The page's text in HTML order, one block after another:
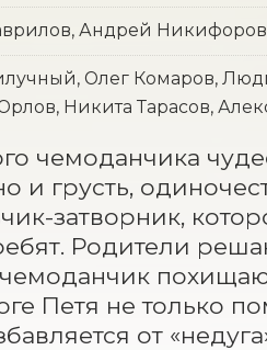
Андрей
Олег Комаров,
Никита Тарасов,
чемоданчика
и грусть,
затворник,
Родители
Петя не только
от